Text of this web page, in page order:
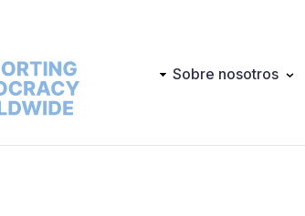
Main Sobre nosotros